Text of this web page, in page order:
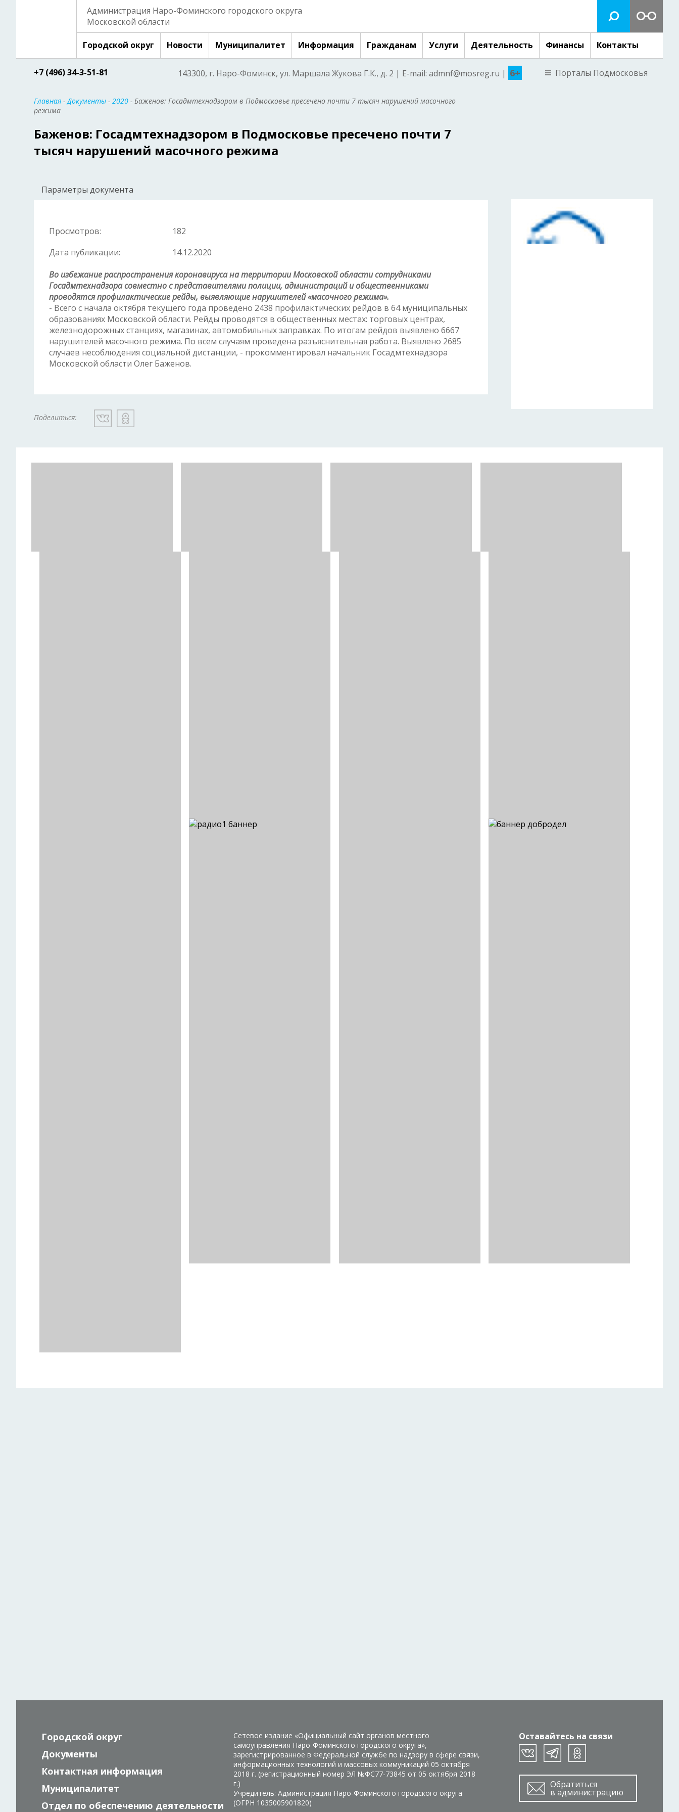
Администрация Наро-Фоминского городского округа
Московской области
Городской округ Новости Муниципалитет Информация Гражданам Услуги Деятельность Финансы Контакты
+7 (496) 34-3-51-81 143300, г. Наро-Фоминск, ул. Маршала Жукова Г.К., д. 2 | E-mail: admnf@mosreg.ru | 6+ Порталы Подмосковья
Главная -Документы - 2020 - Баженов: Госадмтехнадзором в Подмосковье пресечено почти 7 тысяч нарушений масочного
режима
Баженов: Госадмтехнадзором в Подмосковье пресечено почти 7
тысяч нарушений масочного режима
Параметры документа
Просмотров:
182
Дата публикации:
14.12.2020
Во избежание распространения коронавируса на территории Московской области сотрудниками
Госадмтехнадзора совместно с представителями полиции, администраций и общественниками
проводятся профилактические рейды, выявляющие нарушителей «масочного режима».
- Всего с начала октября текущего года проведено 2438 профилактических рейдов в 64 муниципальных
образованиях Московской области. Рейды проводятся в общественных местах: торговых центрах,
железнодорожных станциях, магазинах, автомобильных заправках. По итогам рейдов выявлено 6667
нарушителей масочного режима. По всем случаям проведена разъяснительная работа. Выявлено 2685
случаев несоблюдения социальной дистанции, - прокомментировал начальник Госадмтехнадзора
Московской области Олег Баженов.
Поделиться:
Оставайтесь на связи
Обратиться
в администрацию
Городской округ
Документы
Контактная информация
Муниципалитет
Отдел по обеспечению деятельности
Сетевое издание «Официальный сайт органов местного
самоуправления Наро-Фоминского городского округа»,
зарегистрированное в Федеральной службе по надзору в сфере связи,
информационных технологий и массовых коммуникаций 05 октября
2018 г. (регистрационный номер ЭЛ №ФС77-73845 от 05 октября 2018
г.)
Учредитель: Администрация Наро-Фоминского городского округа
(ОГРН 1035005901820)